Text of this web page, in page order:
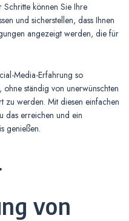
können Sie Ihre
und sicherstellen, dass Ihnen
angezeigt werden, die für
Media-Erfahrung so
ständig von unerwünschten
zu werden. Mit diesen einfachen
das erreichen und ein
genießen.
von